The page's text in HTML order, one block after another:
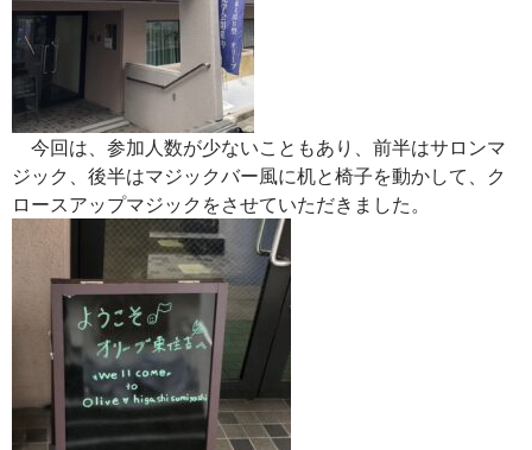
今回は、参加人数が少ないこともあり、前半はサロンマ
ジック、後半はマジックバー風に机と椅子を動かして、ク
ロースアップマジックをさせていただきました。